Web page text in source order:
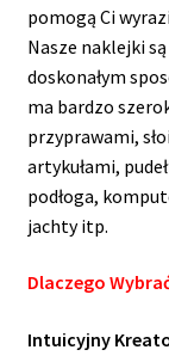
pomogą Ci
Nasze naklejki
doskonałym
ma bardzo
przyprawami,
artykułami,
podłoga,
jachty itp.
Dlaczego
Intuicyjny